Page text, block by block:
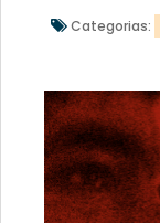
Categorias: